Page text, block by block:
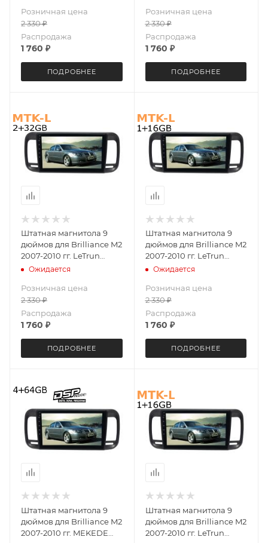
Розничная цена
2 330₽
Распродажа
1 760 ₽
ПОДРОБНЕЕ
Розничная цена
2 330₽
Распродажа
1 760 ₽
ПОДРОБНЕЕ
Штатная магнитола 9
дюймов для Brilliance M2
2007-2010 гг. LeTrun
4092-5561 XY Android 10
Ожидается
Розничная цена
2 330₽
Распродажа
1 760 ₽
ПОДРОБНЕЕ
Штатная магнитола 9
дюймов для Brilliance M2
2007-2010 гг. LeTrun
4092-5560 XY Android 9.x
Ожидается
Розничная цена
2 330₽
Распродажа
1 760 ₽
ПОДРОБНЕЕ
Штатная магнитола 9
дюймов для Brilliance M2
2007-2010 гг. MEKEDE
Штатная магнитола 9
дюймов для Brilliance M2
2007-2010 гг. LeTrun